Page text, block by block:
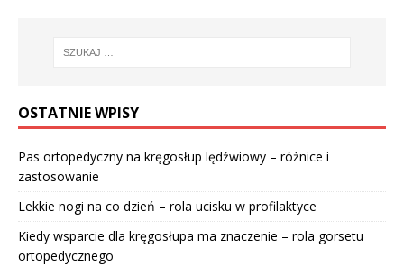
OSTATNIE WPISY
Pas ortopedyczny na kręgosłup lędźwiowy – różnice i
zastosowanie
Lekkie nogi na co dzień – rola ucisku w profilaktyce
Kiedy wsparcie dla kręgosłupa ma znaczenie – rola gorsetu
ortopedycznego